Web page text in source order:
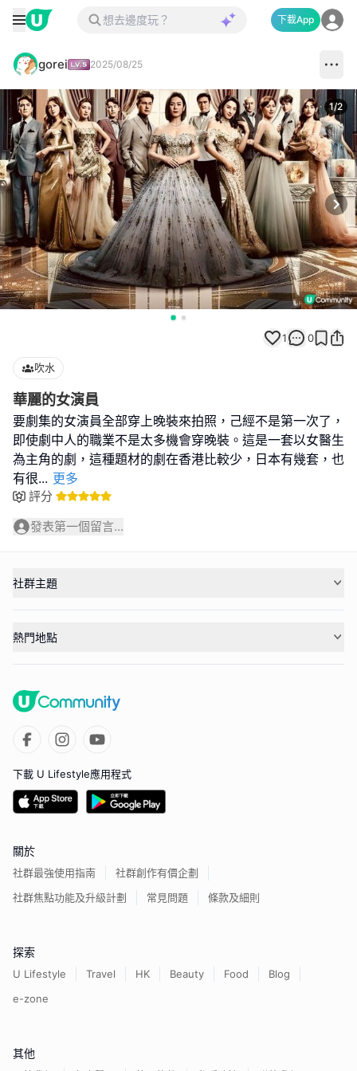
下載App
gorei 2025/08/25
1/2
1 0
吹水
華麗的女演員
要劇集的女演員全部穿上晚裝來拍照，己經不是第一次了，
即使劇中人的職業不是太多機會穿晚裝。這是一套以女醫生
為主角的劇，這種題材的劇在香港比較少，日本有幾套，也
有很... 更多
評分
發表第一個留言...
社群主題
熱門地點
下載 U Lifestyle應用程式
關於
社群最強使用指南
社群創作有價企劃
社群焦點功能及升級計劃
常見問題 條款及細則
探索
U Lifestyle Travel HK Beauty Food
Blog
e-zone
其他